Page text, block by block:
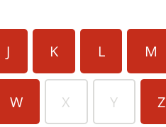
J K L M
W X Y Z